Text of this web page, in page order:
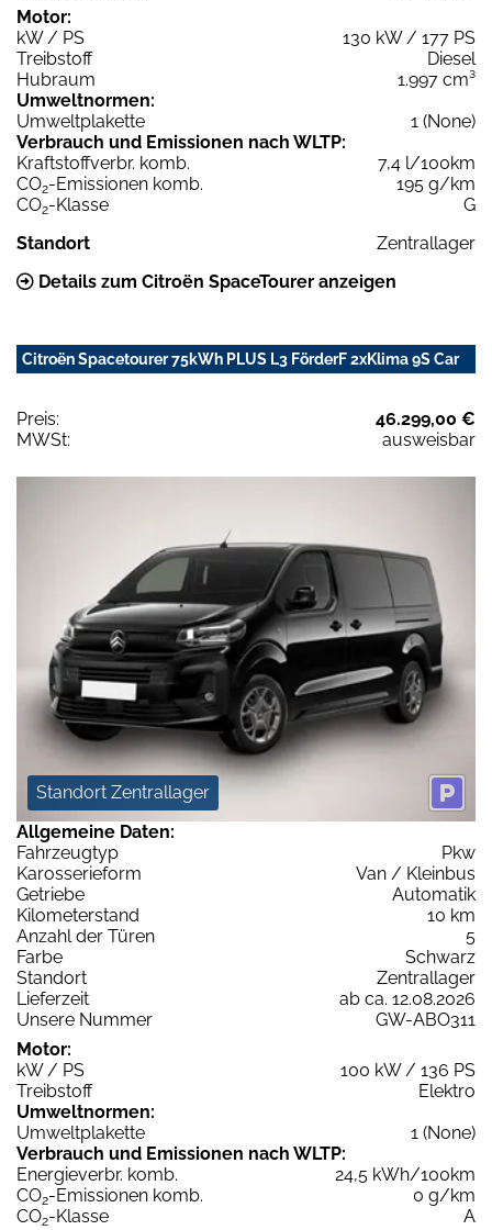
Motor:
kW / PS
130 kW / 177 PS
Treibstoff
Diesel
Hubraum
1.997 cm³
Umweltnormen:
Umweltplakette
1 (None)
Verbrauch und Emissionen nach WLTP:
Kraftstoffverbr. komb.
7,4 l/100km
CO2-Emissionen komb.
195 g/km
CO2-Klasse
G
Standort
Zentrallager
Details zum Citroën SpaceTourer anzeigen
Citroën Spacetourer 75kWh PLUS L3 FörderF 2xKlima 9S Car
Preis:
46.299,00 €
MWSt:
ausweisbar
Standort Zentrallager
Allgemeine Daten:
Fahrzeugtyp
Pkw
Karosserieform
Van / Kleinbus
Getriebe
Automatik
Kilometerstand
10 km
Anzahl der Türen
5
Farbe
Schwarz
Standort
Zentrallager
Lieferzeit
ab ca. 12.08.2026
Unsere Nummer
GW-ABO311
Motor:
kW / PS
100 kW / 136 PS
Treibstoff
Elektro
Umweltnormen:
Umweltplakette
1 (None)
Verbrauch und Emissionen nach WLTP:
Energieverbr. komb.
24,5 kWh/100km
CO2-Emissionen komb.
0 g/km
CO2-Klasse
A